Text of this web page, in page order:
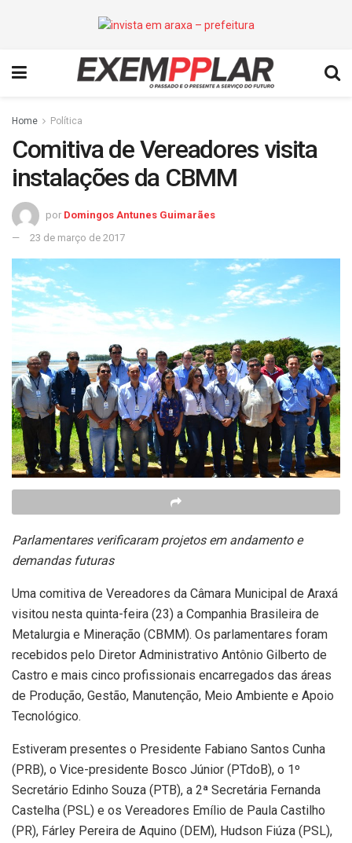
Home Política
Comitiva de Vereadores visita
instalações da CBMM
por Domingos Antunes Guimarães
23 de março de 2017
Parlamentares verificaram projetos em andamento e
demandas futuras
Uma comitiva de Vereadores da Câmara Municipal de Araxá
visitou nesta quinta-feira (23) a Companhia Brasileira de
Metalurgia e Mineração (CBMM). Os parlamentares foram
recebidos pelo Diretor Administrativo Antônio Gilberto de
Castro e mais cinco profissionais encarregados das áreas
de Produção, Gestão, Manutenção, Meio Ambiente e Apoio
Tecnológico.
Estiveram presentes o Presidente Fabiano Santos Cunha
(PRB), o Vice-presidente Bosco Júnior (PTdoB), o 1º
Secretário Edinho Souza (PTB), a 2ª Secretária Fernanda
Castelha (PSL) e os Vereadores Emílio de Paula Castilho
(PR), Fárley Pereira de Aquino (DEM), Hudson Fiúza (PSL),